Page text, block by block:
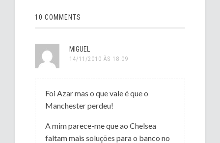
10 COMMENTS
MIGUEL
14/11/2010 ÀS 18:09
Foi Azar mas o que vale é que o
Manchester perdeu!
A mim parece-me que ao Chelsea
faltam mais soluções para o banco no